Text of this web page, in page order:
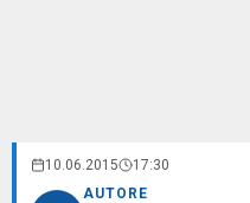
10.06.2015 17:30
AUTORE